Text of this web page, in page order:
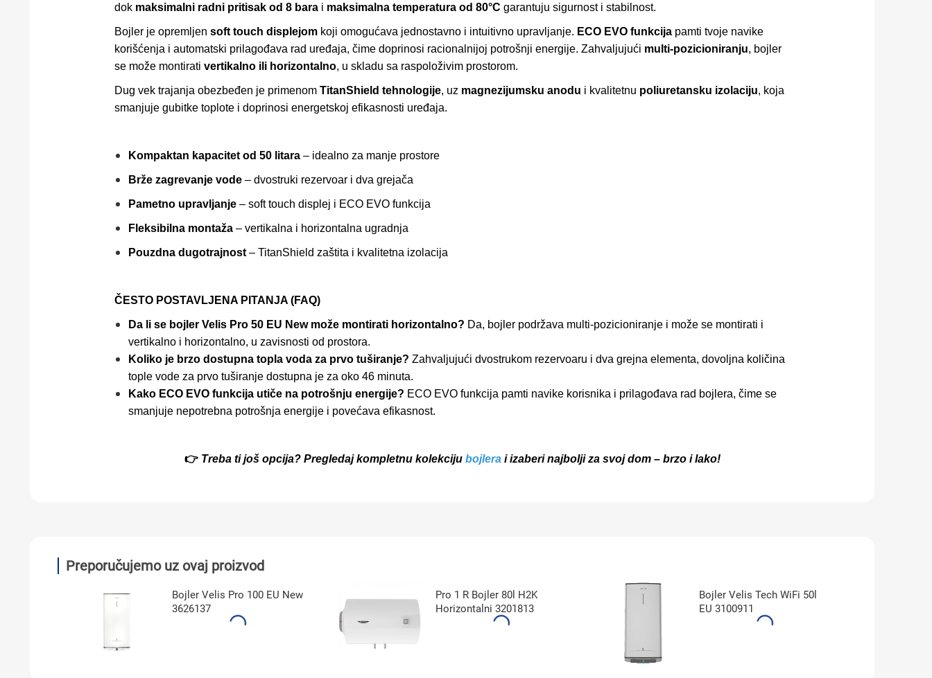
dok maksimalni radni pritisak od 8 barai maksimalna temperatura od 80°C garantuju sigurnost i stabilnost.
Bojler je opremljen soft touch displejomkoji omogućava jednostavno i intuitivno upravljanje. ECO EVO funkcijapamti tvoje navike
korišćenja i automatski prilagođava rad uređaja, čime doprinosi racionalnijoj potrošnji energije. Zahvaljujući multi-pozicioniranju, bojler
se može montirati vertikalno ili horizontalno, u skladu sa raspoloživim prostorom.
Dug vek trajanja obezbeđen je primenom TitanShield tehnologije, uz magnezijumsku anodu i kvalitetnu poliuretansku izolaciju, koja
smanjuje gubitke toplote i doprinosi energetskoj efikasnosti uređaja.
Kompaktan kapacitet od 50 litara– idealno za manje prostore
Brže zagrevanje vode– dvostruki rezervoar i dva grejača
Pametno upravljanje– soft touch displej i ECO EVO funkcija
Fleksibilna montaža– vertikalna i horizontalna ugradnja
Pouzdna dugotrajnost– TitanShield zaštita i kvalitetna izolacija
ČESTO POSTAVLJENA PITANJA (FAQ)
Da li se bojler Velis Pro 50 EU New može montirati horizontalno? Da, bojler podržava multi-pozicioniranje i može se montirati i
vertikalno i horizontalno, u zavisnosti od prostora.
Koliko je brzo dostupna topla voda za prvo tuširanje? Zahvaljujući dvostrukom rezervoaru i dva grejna elementa, dovoljna količina
tople vode za prvo tuširanje dostupna je za oko 46 minuta.
Kako ECO EVO funkcija utiče na potrošnju energije? ECO EVO funkcija pamti navike korisnika i prilagođava rad bojlera, čime se
smanjuje nepotrebna potrošnja energije i povećava efikasnost.
👉 Treba ti još opcija? Pregledaj kompletnu kolekciju bojlerai izaberi najbolji za svoj dom – brzo i lako!
Preporučujemo uz ovaj proizvod
Bojler Velis Pro 100 EU New
3626137
Pro 1 R Bojler 80l H2K
Horizontalni 3201813
Bojler Velis Tech WiFi 50l
EU 3100911